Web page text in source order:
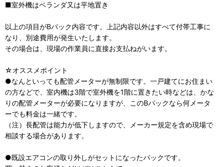
■室外機はベランダ又は平地置き
以上の項目がBパック内容です。上記内容以外はすべて付帯工事に
なり、別途費用が発生いたします。
その場合は、現場の作業員に直接お支払ねがいます。
☆オススメポイント
●なんといっても配管メーターが無制限です。一戸建てにお住まい
の方などで、室内機は3階で室外機を1階に置きたい時などは、かな
りの配管メーターが必要になりますが、このBパックなら何メータ
ーでも料金は一緒です。
（注）長配管は能力が低下しますので、メーカー規定を含め現場で
相談する場合があります。
●既設エアコンの取り外しがセットになったパックです。